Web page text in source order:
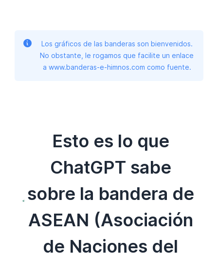
Los gráficos de las banderas son bienvenidos.
No obstante, le rogamos que facilite un enlace
a www.banderas-e-himnos.com como fuente.
Esto es lo que
ChatGPT sabe
sobre la bandera de
ASEAN (Asociación
de Naciones del